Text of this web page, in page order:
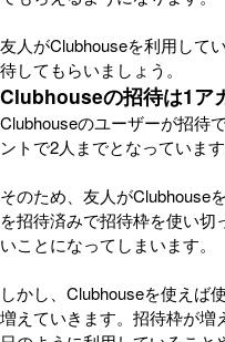
友人がClubhouseを利用して
待してもらいましょう。
Clubhouseの招待は1ア
Clubhouseのユーザーが招待
ントで2人までとなっています
そのため、友人がClubhouse
を招待済みで招待枠を使い
いことになってしまいます。
しかし、Clubhouseを使えば
増えていきます。招待枠が